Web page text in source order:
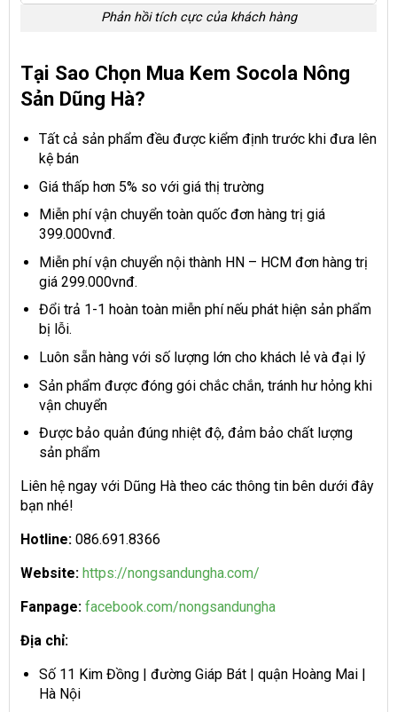
Phản hồi tích cực của khách hàng
Tại Sao Chọn Mua Kem Socola Nông
Sản Dũng Hà?
Tất cả sản phẩm đều được kiểm định trước khi đưa lên
kệ bán
Giá thấp hơn 5% so với giá thị trường
Miễn phí vận chuyển toàn quốc đơn hàng trị giá
399.000vnđ.
Miễn phí vận chuyển nội thành HN – HCM đơn hàng trị
giá 299.000vnđ.
Đổi trả 1-1 hoàn toàn miễn phí nếu phát hiện sản phẩm
bị lỗi.
Luôn sẵn hàng với số lượng lớn cho khách lẻ và đại lý
Sản phẩm được đóng gói chắc chắn, tránh hư hỏng khi
vận chuyển
Được bảo quản đúng nhiệt độ, đảm bảo chất lượng
sản phẩm
Liên hệ ngay với Dũng Hà theo các thông tin bên dưới đây
bạn nhé!
H otline: 086.691.8366
Website: https://nongsandungha.com/
Fanpage: facebook.com/nongsandungha
Địa chỉ:
Số 11 Kim Đồng | đường Giáp Bát | quận Hoàng Mai |
Hà Nội